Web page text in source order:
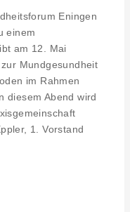
Eningen
einem
am 12. Mai
Mundgesundheit
im Rahmen
diesem Abend wird
1. Vorstand